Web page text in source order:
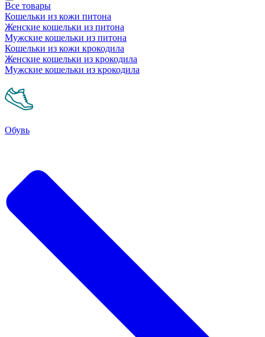
Все товары
Кошельки из кожи питона
Женские кошельки из питона
Мужские кошельки из питона
Кошельки из кожи крокодила
Женские кошельки из крокодила
Мужские кошельки из крокодила
Обувь